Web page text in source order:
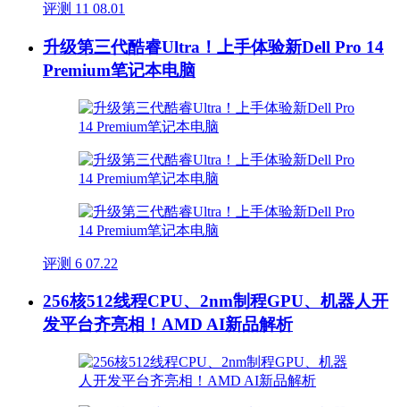
评测 11 08.01
升级第三代酷睿Ultra！上手体验新Dell Pro 14
Premium笔记本电脑
评测 6 07.22
256核512线程CPU、2nm制程GPU、机器人开
发平台齐亮相！AMD AI新品解析